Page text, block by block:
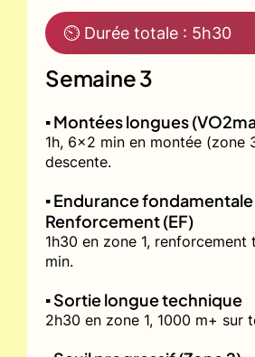
⏲ Durée totale : 5h30
Semaine 3
▪️ Montées longues
1h, 6x2 min en montée (zone
descente.
▪️ Endurance fondamentale
Renforcement (EF)
1h30 en zone 1, renforcement
min.
▪️ Sortie longue technique
2h30 en zone 1, 1000 m+ sur